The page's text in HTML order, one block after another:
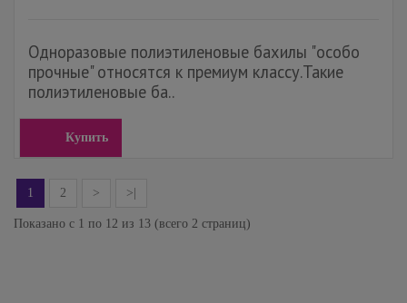
Одноразовые полиэтиленовые бахилы "особо
прочные" относятся к премиум классу.Такие
полиэтиленовые ба..
Купить
1 2 > >|
Показано с 1 по 12 из 13 (всего 2 страниц)